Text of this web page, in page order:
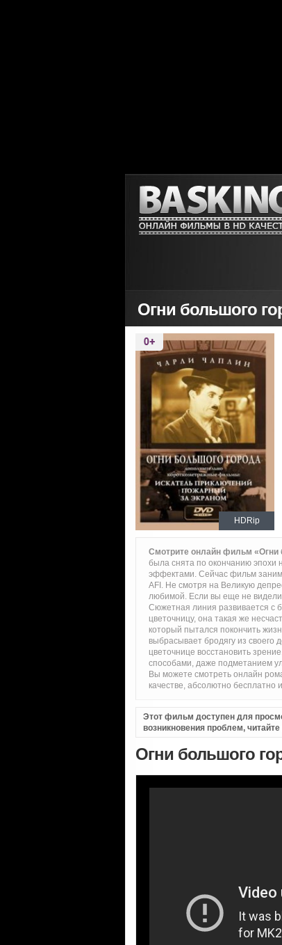
Огни большого
HDRip
Смотрите онлайн фильм «Огни
была снята по окончанию эпохи
эффектами. Сейчас фильм
AFI. Не смотря на Великую
любимой. Если вы еще не видели
Сюжетная линия развивается с
цветочницу, она такая же
который пытался покончить
выбрасывает бродягу из своего
цветочнице восстановить
способами, даже подметанием
Вы можете смотреть онлайн
качестве, абсолютно бесплатно
Этот фильм доступен для
возникновения проблем, читайте
Огни большого